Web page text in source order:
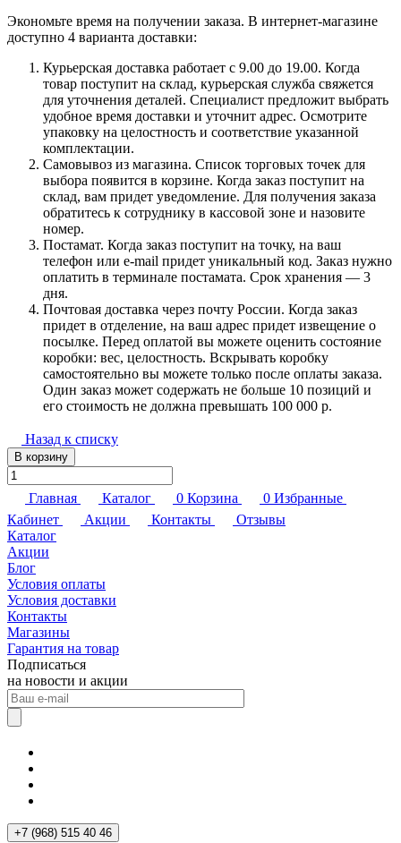
Экономьте время на получении заказа. В интернет-магазине
доступно 4 варианта доставки:
Курьерская доставка работает с 9.00 до 19.00. Когда
товар поступит на склад, курьерская служба свяжется
для уточнения деталей. Специалист предложит выбрать
удобное время доставки и уточнит адрес. Осмотрите
упаковку на целостность и соответствие указанной
комплектации.
Самовывоз из магазина. Список торговых точек для
выбора появится в корзине. Когда заказ поступит на
склад, вам придет уведомление. Для получения заказа
обратитесь к сотруднику в кассовой зоне и назовите
номер.
Постамат. Когда заказ поступит на точку, на ваш
телефон или e-mail придет уникальный код. Заказ нужно
оплатить в терминале постамата. Срок хранения — 3
дня.
Почтовая доставка через почту России. Когда заказ
придет в отделение, на ваш адрес придет извещение о
посылке. Перед оплатой вы можете оценить состояние
коробки: вес, целостность. Вскрывать коробку
самостоятельно вы можете только после оплаты заказа.
Один заказ может содержать не больше 10 позиций и
его стоимость не должна превышать 100 000 р.
Назад к списку
В корзину
Главная Каталог 0 Корзина 0 Избранные
Кабинет
Акции Контакты
Отзывы
Каталог
Акции
Блог
Условия оплаты
Условия доставки
Контакты
Магазины
Гарантия на товар
Подписаться
на новости и акции
+7 (968) 515 40 46